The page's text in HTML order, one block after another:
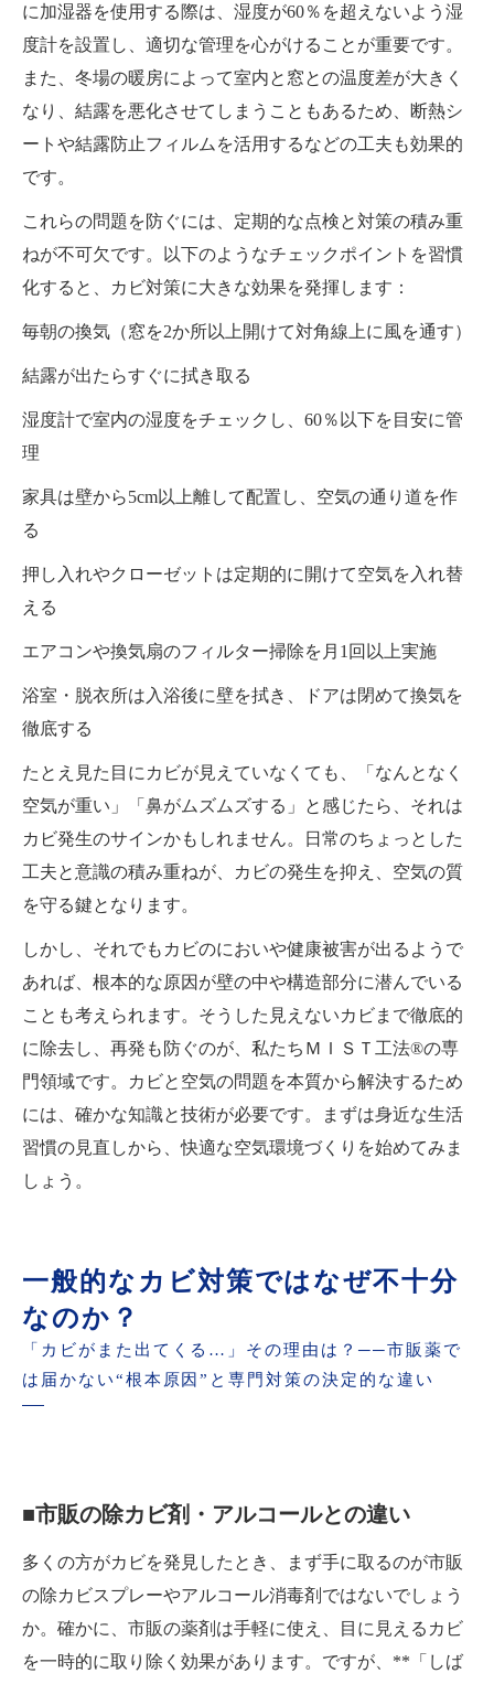
に加湿器を使用する際は、湿度が60％を超えないよう湿
度計を設置し、適切な管理を心がけることが重要です。
また、冬場の暖房によって室内と窓との温度差が大きく
なり、結露を悪化させてしまうこともあるため、断熱シ
ートや結露防止フィルムを活用するなどの工夫も効果的
です。
これらの問題を防ぐには、定期的な点検と対策の積み重
ねが不可欠です。以下のようなチェックポイントを習慣
化すると、カビ対策に大きな効果を発揮します：
毎朝の換気（窓を2か所以上開けて対角線上に風を通す）
結露が出たらすぐに拭き取る
湿度計で室内の湿度をチェックし、60％以下を目安に管
理
家具は壁から5cm以上離して配置し、空気の通り道を作
る
押し入れやクローゼットは定期的に開けて空気を入れ替
える
エアコンや換気扇のフィルター掃除を月1回以上実施
浴室・脱衣所は入浴後に壁を拭き、ドアは閉めて換気を
徹底する
たとえ見た目にカビが見えていなくても、「なんとなく
空気が重い」「鼻がムズムズする」と感じたら、それは
カビ発生のサインかもしれません。日常のちょっとした
工夫と意識の積み重ねが、カビの発生を抑え、空気の質
を守る鍵となります。
しかし、それでもカビのにおいや健康被害が出るようで
あれば、根本的な原因が壁の中や構造部分に潜んでいる
ことも考えられます。そうした見えないカビまで徹底的
に除去し、再発も防ぐのが、私たちＭＩＳＴ工法®の専
門領域です。カビと空気の問題を本質から解決するため
には、確かな知識と技術が必要です。まずは身近な生活
習慣の見直しから、快適な空気環境づくりを始めてみま
しょう。
一般的なカビ対策ではなぜ不十分
なのか？
「カビがまた出てくる…」その理由は？──市販薬で
は届かない“根本原因”と専門対策の決定的な違い
■市販の除カビ剤・アルコールとの違い
多くの方がカビを発見したとき、まず手に取るのが市販
の除カビスプレーやアルコール消毒剤ではないでしょう
か。確かに、市販の薬剤は手軽に使え、目に見えるカビ
を一時的に取り除く効果があります。ですが、**「しば